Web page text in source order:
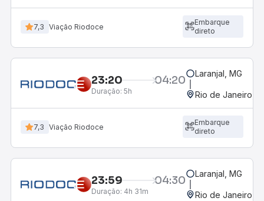
7,3 Viação Riodoce
Embarque
direto
23:20 04:20
Duração: 5h
Laranjal, MG
Rio de Janeiro,
7,3 Viação Riodoce
Embarque
direto
23:59 04:30
Duração: 4h 31m
Laranjal, MG
Rio de Janeiro,